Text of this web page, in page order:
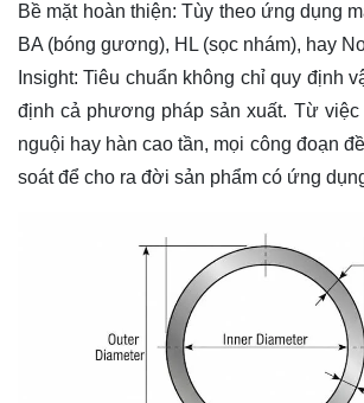
Bề mặt hoàn thiện: Tùy theo ứng dụng
BA (bóng gương), HL (sọc nhám), hay
Insight: Tiêu chuẩn không chỉ quy định
định cả phương pháp sản xuất. Từ việc
nguội hay hàn cao tần, mọi công đoạn
soát để cho ra đời sản phẩm có ứng